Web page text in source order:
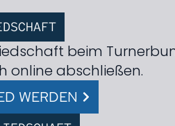
beim
online abschließen.
WERDEN